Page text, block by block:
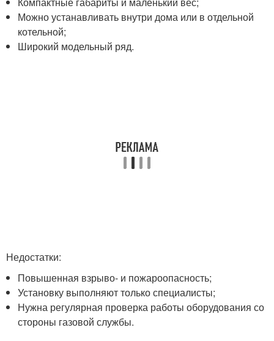
Можно устанавливать внутри дома или в отдельной
котельной;
Широкий модельный ряд.
Недостатки:
Повышенная взрыво- и пожароопасность;
Установку выполняют только специалисты;
Нужна регулярная проверка работы оборудования со
стороны газовой службы.